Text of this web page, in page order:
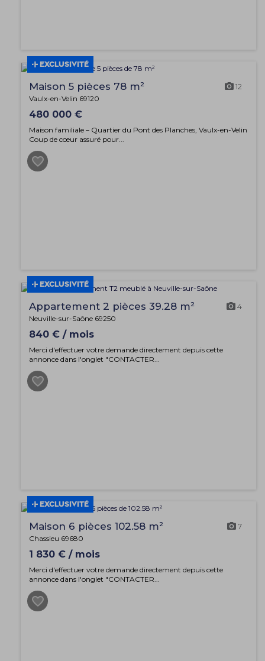
EXCLUSIVITÉ
Maison 5 pièces 78 m² 12
Vaulx-en-Velin 69120
480 000 €
Maison familiale – Quartier du Pont des Planches, Vaulx-en-Velin
Coup de cœur assuré pour...
EXCLUSIVITÉ
Appartement 2 pièces 39.28 m² 4
Neuville-sur-Saône 69250
840 € / mois
Merci d'effectuer votre demande directement depuis cette
annonce dans l'onglet "CONTACTER...
EXCLUSIVITÉ
Maison 6 pièces 102.58 m² 7
Chassieu 69680
1 830 € / mois
Merci d'effectuer votre demande directement depuis cette
annonce dans l'onglet "CONTACTER...